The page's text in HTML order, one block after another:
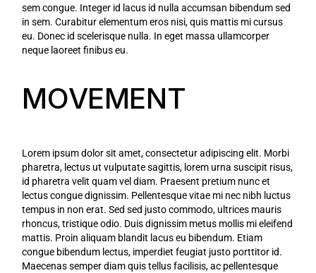
sem congue. Integer id lacus id nulla accumsan bibendum sed
in sem. Curabitur elementum eros nisi, quis mattis mi cursus
eu. Donec id scelerisque nulla. In eget massa ullamcorper
neque laoreet finibus eu.
MOVEMENT
Lorem ipsum dolor sit amet, consectetur adipiscing elit. Morbi
pharetra, lectus ut vulputate sagittis, lorem urna suscipit risus,
id pharetra velit quam vel diam. Praesent pretium nunc et
lectus congue dignissim. Pellentesque vitae mi nec nibh luctus
tempus in non erat. Sed sed justo commodo, ultrices mauris
rhoncus, tristique odio. Duis dignissim metus mollis mi eleifend
mattis. Proin aliquam blandit lacus eu bibendum. Etiam
congue bibendum lectus, imperdiet feugiat justo porttitor id.
Maecenas semper diam quis tellus facilisis, ac pellentesque